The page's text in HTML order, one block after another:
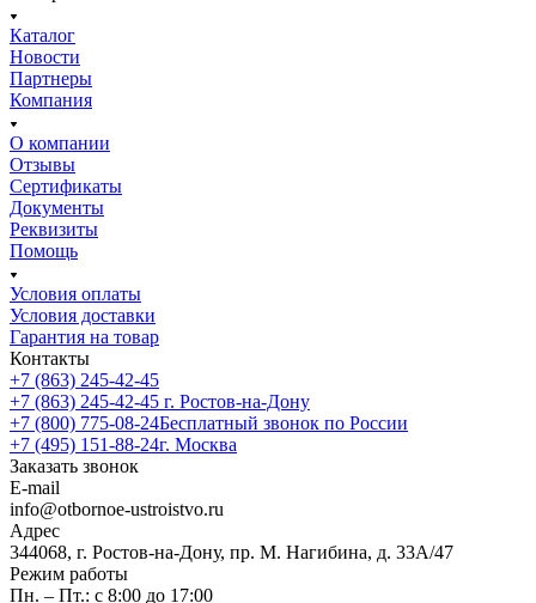
Каталог
Новости
Партнеры
Компания
О компании
Отзывы
Сертификаты
Документы
Реквизиты
Помощь
Условия оплаты
Условия доставки
Гарантия на товар
Контакты
+7 (863) 245-42-45
+7 (863) 245-42-45 г. Ростов-на-Дону
+7 (800) 775-08-24Бесплатный звонок по России
+7 (495) 151-88-24г. Москва
Заказать звонок
E-mail
info@otbornoe-ustroistvo.ru
Адрес
344068, г. Ростов-на-Дону, пр. М. Нагибина, д. 33А/47
Режим работы
Пн. – Пт.: с 8:00 до 17:00